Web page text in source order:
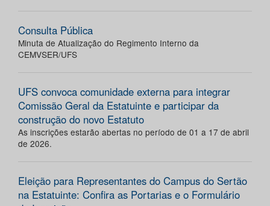
Consulta Pública
Minuta de Atualização do Regimento Interno da
CEMVSER/UFS
UFS convoca comunidade externa para integrar
Comissão Geral da Estatuinte e participar da
construção do novo Estatuto
As inscrições estarão abertas no período de 01 a 17 de abril
de 2026.
Eleição para Representantes do Campus do Sertão
na Estatuinte: Confira as Portarias e o Formulário